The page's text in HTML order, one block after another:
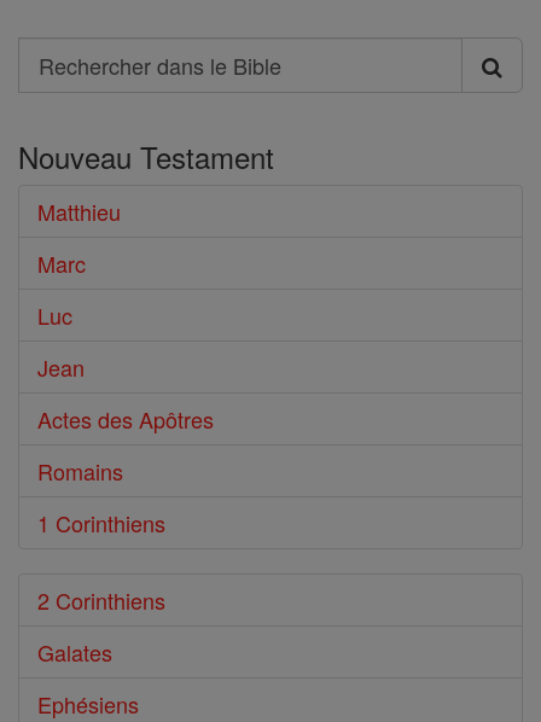
Search
Rechercher
le
Bible
Nouveau Testament
Matthieu
Marc
Luc
Jean
Actes des Apôtres
Romains
1 Corinthiens
2 Corinthiens
Galates
Ephésiens